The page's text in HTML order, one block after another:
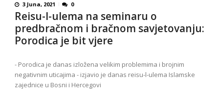
3 Juna, 2021 0
Reisu-l-ulema na seminaru o
predbračnom i bračnom savjetovanju:
Porodica je bit vjere
- Porodica je danas izložena velikim problemima i brojnim
negativnim uticajima - izjavio je danas reisu-l-ulema Islamske
zajednice u Bosni i Hercegovi